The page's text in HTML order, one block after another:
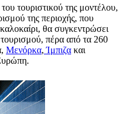
τουριστικού της μοντέλου,
της περιοχής, που
θα συγκεντρώσει
πέρα ​​από τα 260
Μενόρκα, Ίμπιζα και